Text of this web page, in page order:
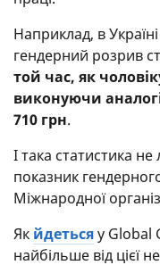
Наприклад, в
гендерний розрив
той час, як
виконуючи
710 грн.
І така статистика
показник
Міжнародної
Як йдетьсяу Global
найбільше від цієї